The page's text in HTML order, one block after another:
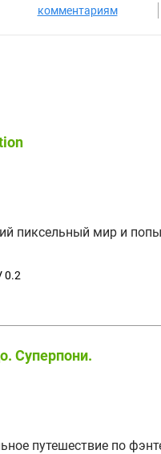
комментариям
пиксельный мир и
0.2
Суперпони.
путешествие по